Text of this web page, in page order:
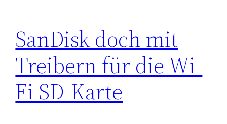
SanDisk doch mit
Treibern für die Wi-
Fi SD-Karte